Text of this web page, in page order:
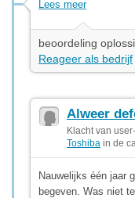
Lees meer
beoordeling
Reageer als bedrijf
Alweer
Klacht van
Toshiba in de
Nauwelijks één jaar
begeven. Was niet